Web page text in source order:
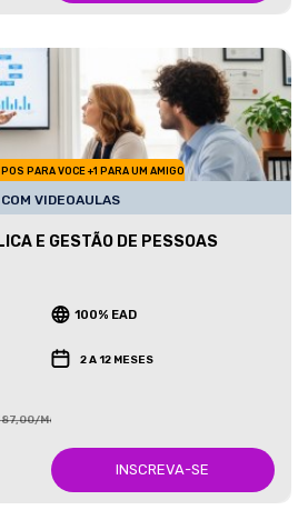
PARA VOCE +1 PARA UM AMIGO
COM VIDEOAULAS
E GESTÃO DE PESSOAS
100% EAD
2 A 12 MESES
Mês
INSCREVA-SE